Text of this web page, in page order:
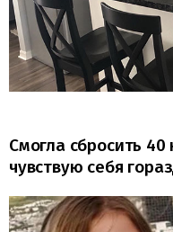
Смогла сбросить 40
чувствую себя